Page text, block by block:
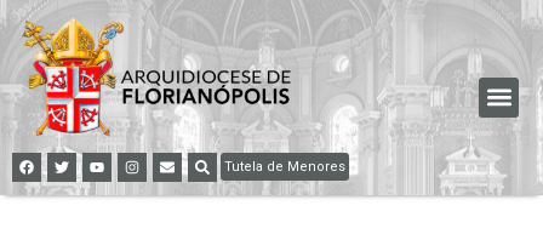
Tutela de Menores